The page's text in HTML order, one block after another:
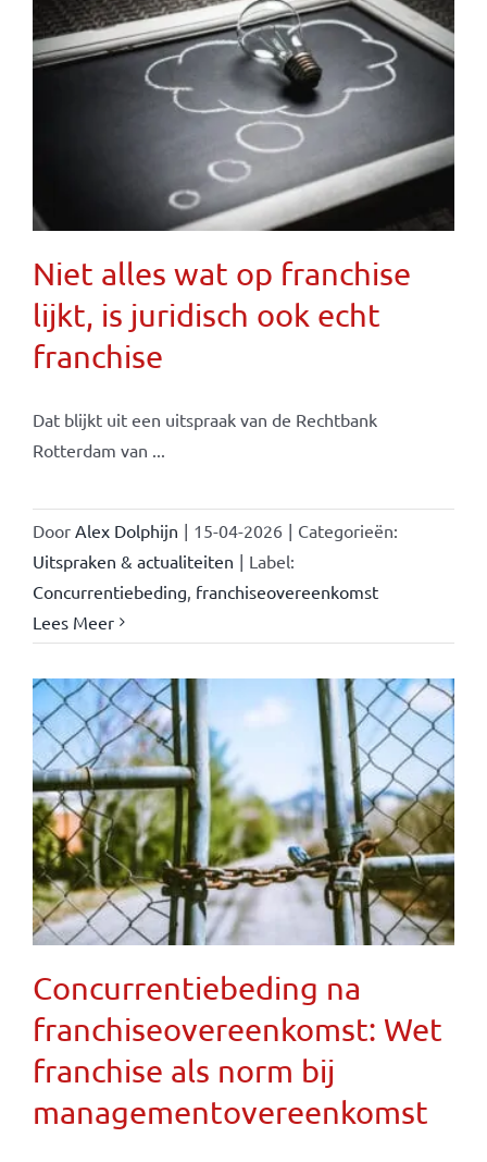
Niet alles wat op franchise
lijkt, is juridisch ook echt
franchise
Dat blijkt uit een uitspraak van de Rechtbank
Rotterdam van ...
Door Alex Dolphijn | 15-04-2026 | Categorieën:
Uitspraken & actualiteiten | Label:
Concurrentiebeding franchiseovereenkomst
Lees Meer
Concurrentiebeding na
franchiseovereenkomst: Wet
franchise als norm bij
managementovereenkomst